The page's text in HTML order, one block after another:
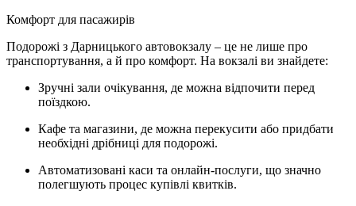
Комфорт для пасажирів
Подорожі з Дарницького автовокзалу – це не лише про
транспортування, а й про комфорт. На вокзалі ви знайдете:
Зручні зали очікування, де можна відпочити перед
поїздкою.
Кафе та магазини, де можна перекусити або придбати
необхідні дрібниці для подорожі.
Автоматизовані каси та онлайн-послуги, що значно
полегшують процес купівлі квитків.